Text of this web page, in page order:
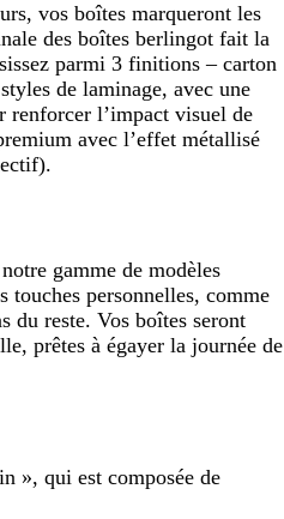
vos boîtes marqueront les
des boîtes berlingot fait la
parmi 3 finitions – carton
de laminage, avec une
renforcer l’impact visuel de
avec l’effet métallisé
gamme de modèles
personnelles, comme
du reste. Vos boîtes seront
prêtes à égayer la journée de
», qui est composée de